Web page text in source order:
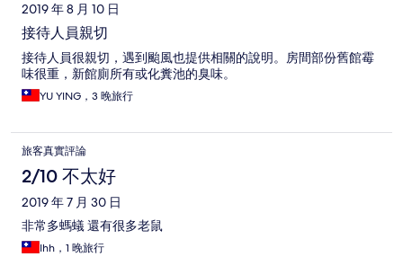
2019 年 8 月 10 日
接待人員親切
接待人員很親切，遇到颱風也提供相關的說明。房間部份舊館霉
味很重，新館廁所有或化糞池的臭味。
YU YING，3 晚旅行
旅客真實評論
2/10 不太好
2019 年 7 月 30 日
非常多螞蟻 還有很多老鼠
Ihh，1 晚旅行